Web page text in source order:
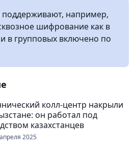
например,
шифрование как в
в групповых включено по
колл-центр накрыли
он работал под
казахстанцев
2025